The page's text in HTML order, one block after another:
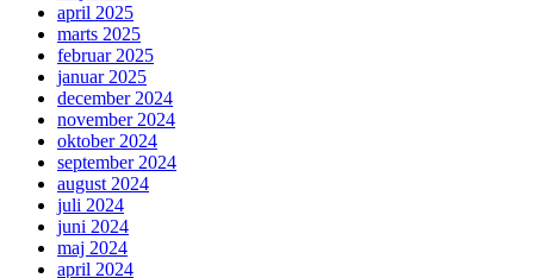
april 2025
marts 2025
februar 2025
januar 2025
december 2024
november 2024
oktober 2024
september 2024
august 2024
juli 2024
juni 2024
maj 2024
april 2024